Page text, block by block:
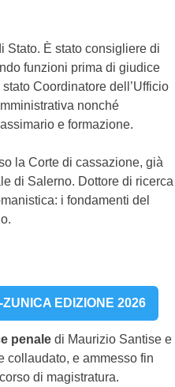
Stato. È stato consigliere di
funzioni prima di giudice
Coordinatore dell’Ufficio
nonché
e formazione.
la Corte di cassazione, già
di Salerno. Dottore di ricerca
i fondamenti del
EDIZIONE 2026
penale di Maurizio Santise e
collaudato, e ammesso fin
di magistratura.